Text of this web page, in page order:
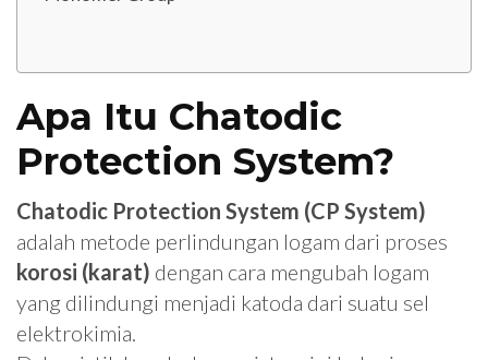
Apa Itu Chatodic
Protection System?
Chatodic Protection System (CP System)
adalah metode perlindungan logam dari proses
korosi (karat) dengan cara mengubah logam
yang dilindungi menjadi katoda dari suatu sel
elektrokimia.